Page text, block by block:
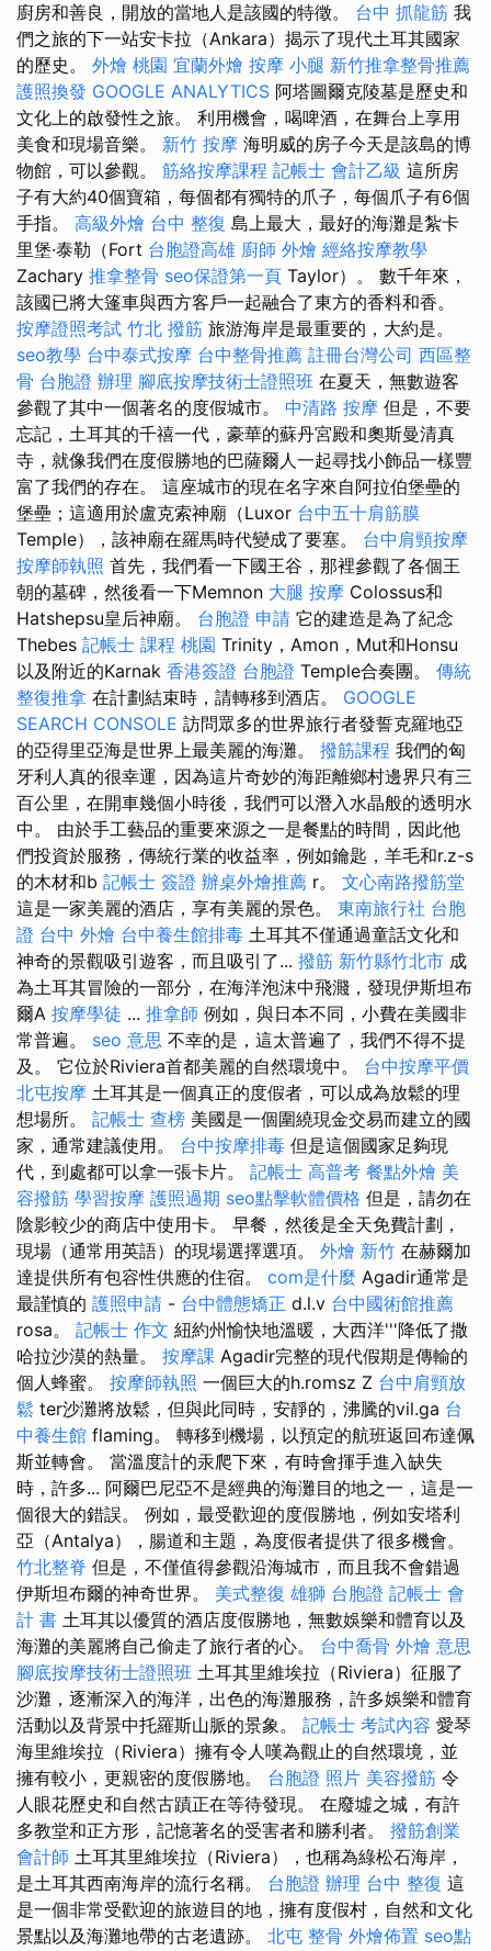
廚房和善良，開放的當地人是該國的特徵。 台中 抓龍筋 我
們之旅的下一站安卡拉（Ankara）揭示了現代土耳其國家
的歷史。 外燴 桃園 宜蘭外燴 按摩 小腿 新竹推拿整骨推薦
護照換發 GOOGLE ANALYTICS 阿塔圖爾克陵墓是歷史和
文化上的啟發性之旅。 利用機會，喝啤酒，在舞台上享用
美食和現場音樂。 新竹 按摩 海明威的房子今天是該島的博
物館，可以參觀。 筋絡按摩課程 記帳士 會計乙級 這所房
子有大約40個寶箱，每個都有獨特的爪子，每個爪子有6個
手指。 高級外燴 台中 整復 島上最大，最好的海灘是紮卡
里堡·泰勒（Fort 台胞證高雄 廚師 外燴 經絡按摩教學
Zachary 推拿整骨 seo保證第一頁 Taylor）。 數千年來，
該國已將大篷車與西方客戶一起融合了東方的香料和香。
按摩證照考試 竹北 撥筋 旅游海岸是最重要的，大約是。
seo教學 台中泰式按摩 台中整骨推薦 註冊台灣公司 西區整
骨 台胞證 辦理 腳底按摩技術士證照班 在夏天，無數遊客
參觀了其中一個著名的度假城市。 中清路 按摩 但是，不要
忘記，土耳其的千禧一代，豪華的蘇丹宮殿和奧斯曼清真
寺，就像我們在度假勝地的巴薩爾人一起尋找小飾品一樣豐
富了我們的存在。 這座城市的現在名字來自阿拉伯堡壘的
堡壘；這適用於盧克索神廟（Luxor 台中五十肩筋膜
Temple），該神廟在羅馬時代變成了要塞。 台中肩頸按摩
按摩師執照 首先，我們看一下國王谷，那裡參觀了各個王
朝的墓碑，然後看一下Memnon 大腿 按摩 Colossus和
Hatshepsu皇后神廟。 台胞證 申請 它的建造是為了紀念
Thebes 記帳士 課程 桃園 Trinity，Amon，Mut和Honsu
以及附近的Karnak 香港簽證 台胞證 Temple合奏團。 傳統
整復推拿 在計劃結束時，請轉移到酒店。 GOOGLE
SEARCH CONSOLE 訪問眾多的世界旅行者發誓克羅地亞
的亞得里亞海是世界上最美麗的海灘。 撥筋課程 我們的匈
牙利人真的很幸運，因為這片奇妙的海距離鄉村邊界只有三
百公里，在開車幾個小時後，我們可以潛入水晶般的透明水
中。 由於手工藝品的重要來源之一是餐點的時間，因此他
們投資於服務，傳統行業的收益率，例如鑰匙，羊毛和r.z-s
的木材和b 記帳士 簽證 辦桌外燴推薦 r。 文心南路撥筋堂
這是一家美麗的酒店，享有美麗的景色。 東南旅行社 台胞
證 台中 外燴 台中養生館排毒 土耳其不僅通過童話文化和
神奇的景觀吸引遊客，而且吸引了... 撥筋 新竹縣竹北市 成
為土耳其冒險的一部分，在海洋泡沫中飛濺，發現伊斯坦布
爾A 按摩學徒 ... 推拿師 例如，與日本不同，小費在美國非
常普遍。 seo 意思 不幸的是，這太普遍了，我們不得不提
及。 它位於Riviera首都美麗的自然環境中。 台中按摩平價
北屯按摩 土耳其是一個真正的度假者，可以成為放鬆的理
想場所。 記帳士 查榜 美國是一個圍繞現金交易而建立的國
家，通常建議使用。 台中按摩排毒 但是這個國家足夠現
代，到處都可以拿一張卡片。 記帳士 高普考 餐點外燴 美
容撥筋 學習按摩 護照過期 seo點擊軟體價格 但是，請勿在
陰影較少的商店中使用卡。 早餐，然後是全天免費計劃，
現場（通常用英語）的現場選擇選項。 外燴 新竹 在赫爾加
達提供所有包容性供應的住宿。 com是什麼 Agadir通常是
最謹慎的 護照申請 - 台中體態矯正 d.l.v 台中國術館推薦
rosa。 記帳士 作文 紐約州愉快地溫暖，大西洋'''降低了撒
哈拉沙漠的熱量。 按摩課 Agadir完整的現代假期是傳輸的
個人蜂蜜。 按摩師執照 一個巨大的h.romsz Z 台中肩頸放
鬆 ter沙灘將放鬆，但與此同時，安靜的，沸騰的vil.ga 台
中養生館 flaming。 轉移到機場，以預定的航班返回布達佩
斯並轉會。 當溫度計的汞爬下來，有時會揮手進入缺失
時，許多... 阿爾巴尼亞不是經典的海灘目的地之一，這是一
個很大的錯誤。 例如，最受歡迎的度假勝地，例如安塔利
亞（Antalya），腸道和主題，為度假者提供了很多機會。
竹北整脊 但是，不僅值得參觀沿海城市，而且我不會錯過
伊斯坦布爾的神奇世界。 美式整復 雄獅 台胞證 記帳士 會
計 書 土耳其以優質的酒店度假勝地，無數娛樂和體育以及
海灘的美麗將自己偷走了旅行者的心。 台中喬骨 外燴 意思
腳底按摩技術士證照班 土耳其里維埃拉（Riviera）征服了
沙灘，逐漸深入的海洋，出色的海灘服務，許多娛樂和體育
活動以及背景中托羅斯山脈的景象。 記帳士 考試內容 愛琴
海里維埃拉（Riviera）擁有令人嘆為觀止的自然環境，並
擁有較小，更親密的度假勝地。 台胞證 照片 美容撥筋 令
人眼花歷史和自然古蹟正在等待發現。 在廢墟之城，有許
多教堂和正方形，記憶著名的受害者和勝利者。 撥筋創業
會計師 土耳其里維埃拉（Riviera），也稱為綠松石海岸，
是土耳其西南海岸的流行名稱。 台胞證 辦理 台中 整復 這
是一個非常受歡迎的旅遊目的地，擁有度假村，自然和文化
景點以及海灘地帶的古老遺跡。 北屯 整骨 外燴佈置 seo點